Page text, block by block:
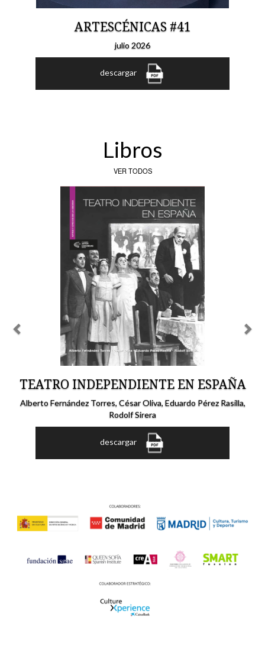
ARTESCÉNICAS #41
julio 2026
descargar
Libros
VER TODOS
TEATRO INDEPENDIENTE EN ESPAÑA
Alberto Fernández Torres, César Oliva, Eduardo Pérez Rasilla,
Rodolf Sirera
descargar